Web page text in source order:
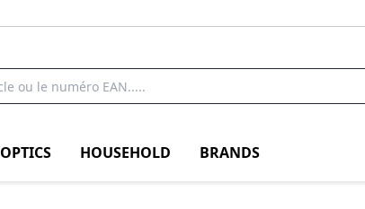
OPTICS HOUSEHOLD BRANDS